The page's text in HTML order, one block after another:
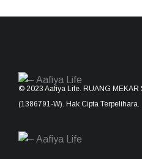
© 2023 Aafiya Life. RUANG MEKAR
(1386791-W). Hak Cipta Terpelihara.